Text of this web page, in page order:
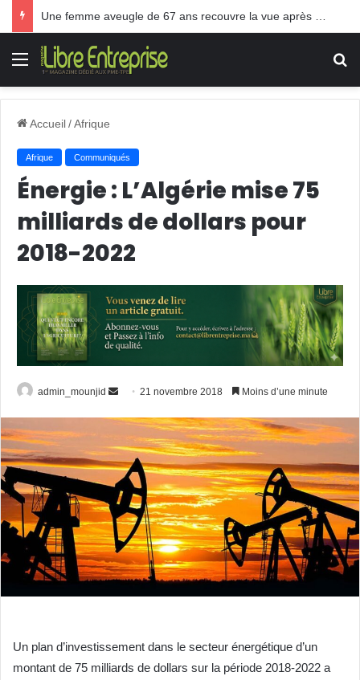
Menu
Accueil/Afrique
Afrique Communiqués
Énergie : L’Algérie mise 75
milliards de dollars pour
2018-2022
admin_mounjid
o
y
e
r
u
n
c
o
21 novembre 2018 Moins d’une minute
Un plan d’investissement dans le secteur énergétique d’un
montant de 75 milliards de dollars sur la période 2018-2022 a